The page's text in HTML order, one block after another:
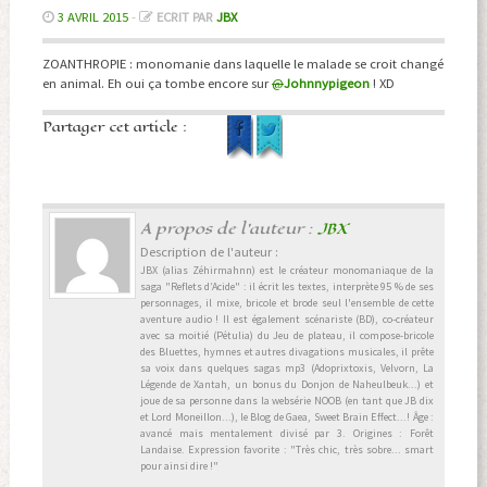
3 AVRIL 2015- ECRIT PAR JBX
ZOANTHROPIE : monomanie dans laquelle le malade se croit changé
en animal. Eh oui ça tombe encore sur@Johnnypigeon! XD
Partager cet article :
A propos de l'auteur :JBX
Description de l'auteur :
JBX (alias Zéhirmahnn) est le créateur monomaniaque de la
saga "Reflets d’Acide" : il écrit les textes, interprète 95 % de ses
personnages, il mixe, bricole et brode seul l'ensemble de cette
aventure audio ! Il est également scénariste (BD), co-créateur
avec sa moitié (Pétulia) du Jeu de plateau, il compose-bricole
des Bluettes, hymnes et autres divagations musicales, il prête
sa voix dans quelques sagas mp3 (Adoprixtoxis, Velvorn, La
Légende de Xantah, un bonus du Donjon de Naheulbeuk...) et
joue de sa personne dans la websérie NOOB (en tant que JB dix
et Lord Moneillon...), le Blog de Gaea, Sweet Brain Effect...! Âge :
avancé mais mentalement divisé par 3. Origines : Forêt
Landaise. Expression favorite : "Très chic, très sobre... smart
pour ainsi dire !"